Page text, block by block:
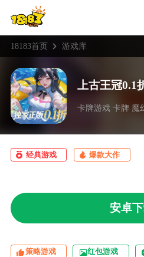
18183首页 游戏库
上古王冠0.1
卡牌游戏 卡牌 魔
经典游戏 爆款大作
安卓
策略游戏 红包游戏